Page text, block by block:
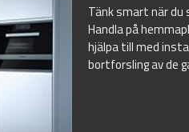
Tänk smart när du
Handla på
hjälpa till med
bortforsling av de